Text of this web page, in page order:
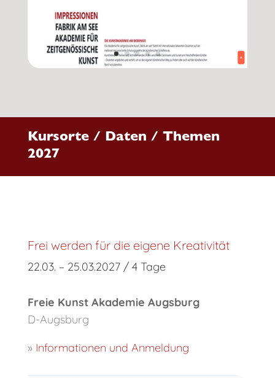
Kursorte / Daten / Themen
2027
Frei werden für die eigene Kreativität
22.03. – 25.03.2027 / 4 Tage
Freie Kunst Akademie Augsburg
D-Augsburg
» Informationen und Anmeldung